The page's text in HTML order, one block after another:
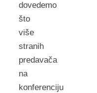
dovedemo
što
više
stranih
predavača
na
konferenciju